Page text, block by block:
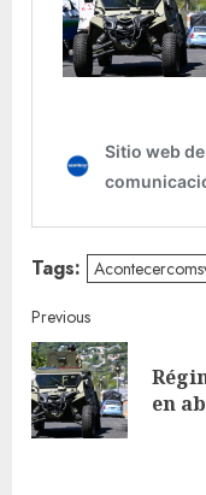
Tags:
Continue
Reading
Previous
en